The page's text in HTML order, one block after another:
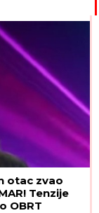
otac zvao
Tenzije
OBRT